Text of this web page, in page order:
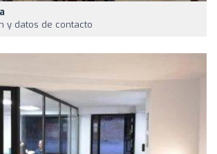
y datos de contacto